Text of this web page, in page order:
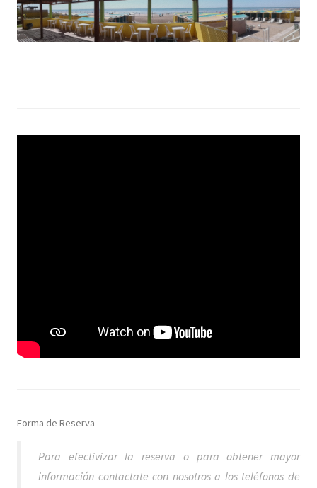
Forma de Reserva
Para efectivizar la reserva o para obtener mayor
información contactate con nosotros a los teléfonos de